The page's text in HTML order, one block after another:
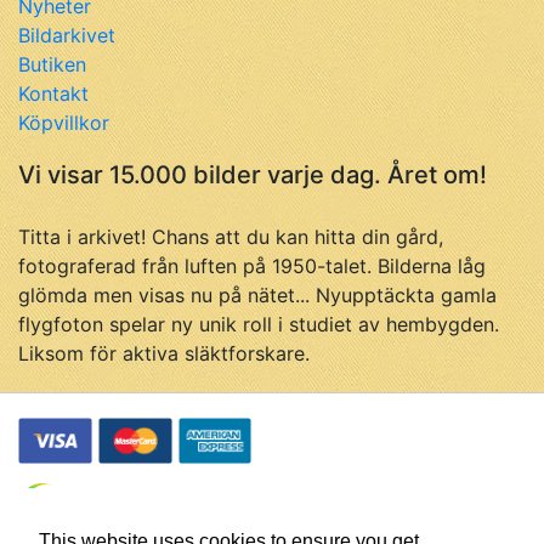
Nyheter
Bildarkivet
Butiken
Kontakt
Köpvillkor
Vi visar 15.000 bilder varje dag. Året om!
Titta i arkivet! Chans att du kan hitta din gård,
fotograferad från luften på 1950-talet. Bilderna låg
glömda men visas nu på nätet... Nyupptäckta gamla
flygfoton spelar ny unik roll i studiet av hembygden.
Liksom för aktiva släktforskare.